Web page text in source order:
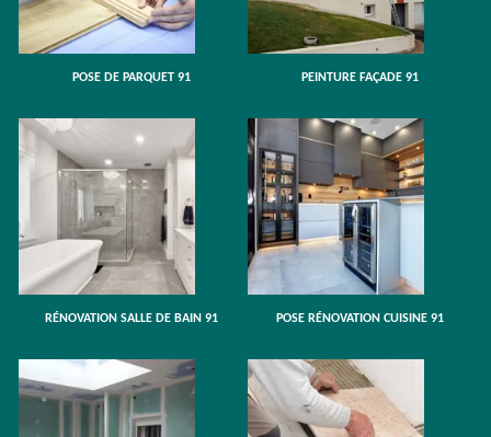
POSE DE PARQUET 91 PEINTURE FAÇADE 91
RÉNOVATION SALLE DE BAIN 91 POSE RÉNOVATION CUISINE 91